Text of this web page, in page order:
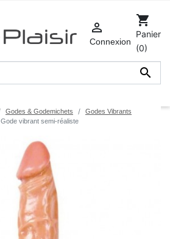


Connexion
shopping_cart
Panier
(0)
Godes & Godemichets
Godes Vibrants
Gode vibrant semi-réaliste